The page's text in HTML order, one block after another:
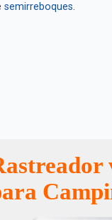
semirreboques.